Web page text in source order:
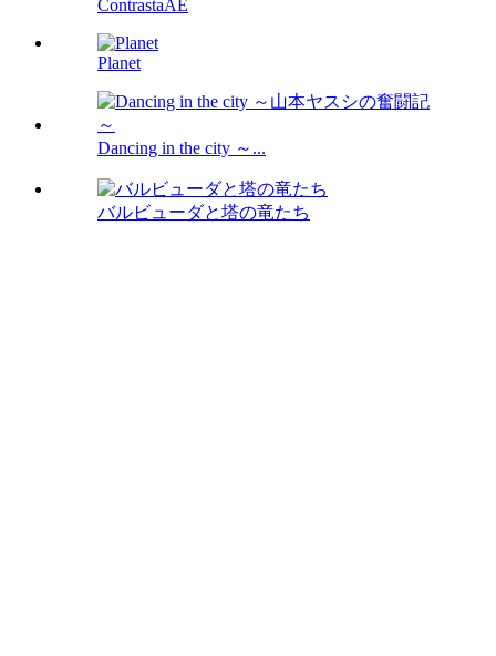
ContrastaAE
Planet
Dancing in the city ～...
バルビューダと塔の竜たち